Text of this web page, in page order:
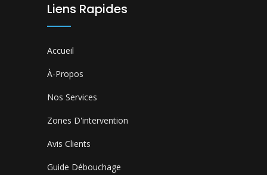
Liens Rapides
Accueil
À-Propos
Nos Services
Zones D'intervention
Avis Clients
Guide Débouchage